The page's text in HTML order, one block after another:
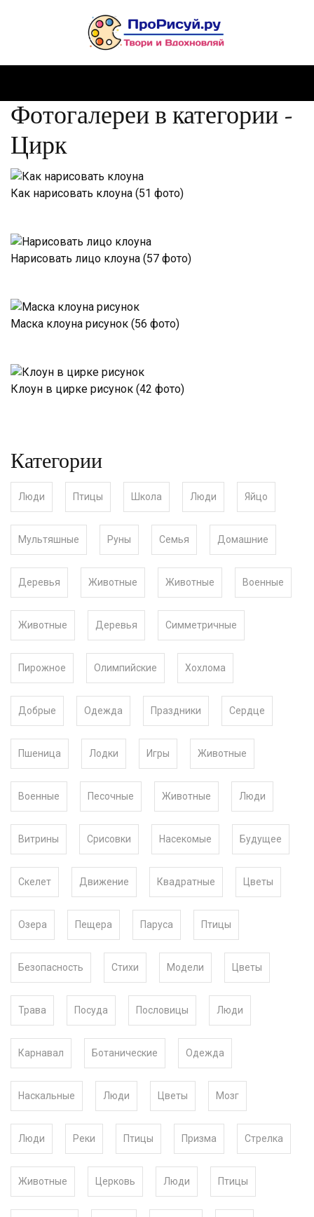
Фотогалереи в категории -
Цирк
Как нарисовать клоуна (51 фото)
Нарисовать лицо клоуна (57 фото)
Маска клоуна рисунок (56 фото)
Клоун в цирке рисунок (42 фото)
Категории
Люди Птицы Школа Люди Яйцо
Мультяшные Руны Семья Домашние
Деревья Животные Животные Военные
Животные Деревья Симметричные
Пирожное Олимпийские Хохлома
Добрые Одежда Праздники Сердце
Пшеница Лодки Игры Животные
Военные Песочные Животные Люди
Витрины Срисовки Насекомые Будущее
Скелет Движение Квадратные Цветы
Озера Пещера Паруса Птицы
Безопасность Стихи Модели Цветы
Трава Посуда Пословицы Люди
Карнавал Ботанические Одежда
Наскальные Люди Цветы Мозг
Люди Реки Птицы Призма Стрелка
Животные Церковь Люди Птицы